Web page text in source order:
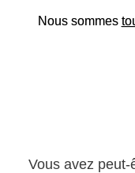
Nous sommes
Vous avez